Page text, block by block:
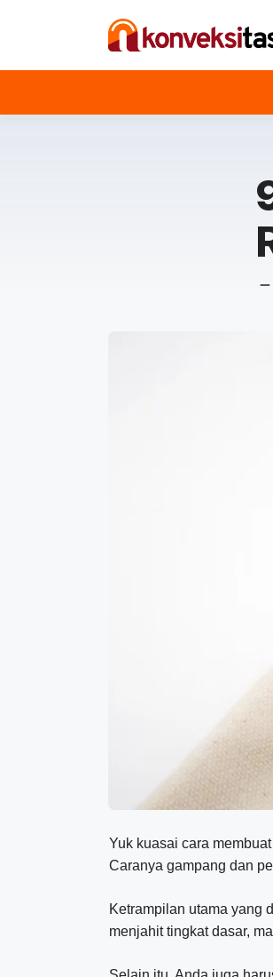
Yuk kuasai cara
Caranya gampang dan
Ketrampilan utama yang
menjahit tingkat dasar,